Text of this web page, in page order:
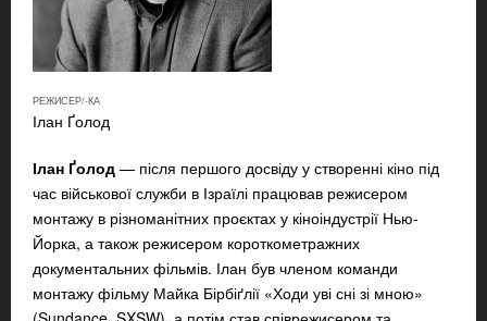
РЕЖИСЕР/-КА
Ілан Ґолод
Ілан Ґолод — після першого досвіду у створенні кіно під
час військової служби в Ізраїлі працював режисером
монтажу в різноманітних проєктах у кіноіндустрії Нью-
Йорка, а також режисером короткометражних
документальних фільмів. Ілан був членом команди
монтажу фільму Майка Бірбіґлії «Ходи уві сні зі мною»